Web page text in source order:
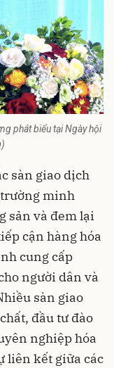
phát biểu tại Ngày hội
sàn giao dịch
minh
sản và đem lại
cận hàng hóa
cung cấp
người dân và
sàn giao
đầu tư đào
nghiệp hóa
liên kết giữa các